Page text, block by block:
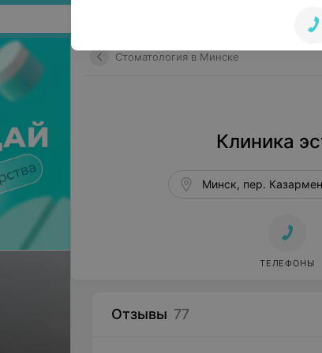
Стоматология в Минске
Клиника
Минск, пер.
ТЕЛЕФОНЫ
Отзывы 77